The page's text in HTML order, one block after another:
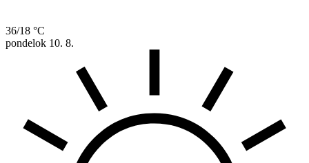
36/18 °C
pondelok 10. 8.